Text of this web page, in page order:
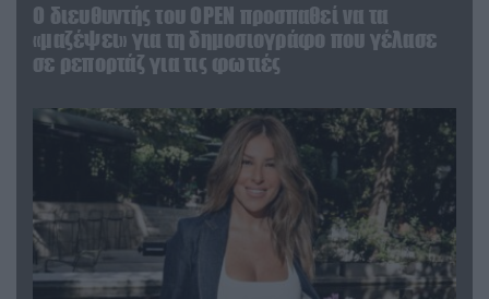
O διευθυντής του OPEN προσπαθεί να τα
«μαζέψει» για τη δημοσιογράφο που γέλασε
σε ρεπορτάζ για τις φωτιές